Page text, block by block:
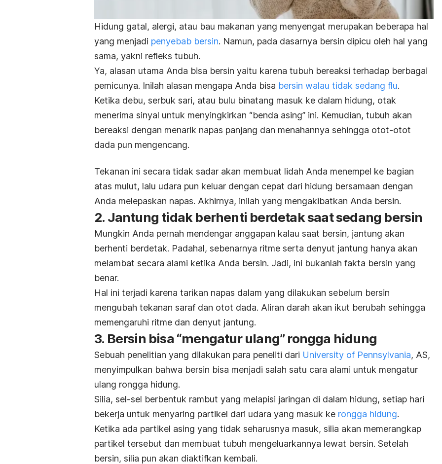
Hidung gatal, alergi, atau bau makanan yang menyengat merupakan beberapa hal
yang menjadi penyebab bersin. Namun, pada dasarnya bersin dipicu oleh hal yang
sama, yakni refleks tubuh.
Ya, alasan utama Anda bisa bersin yaitu karena tubuh bereaksi terhadap berbagai
pemicunya. Inilah alasan mengapa Anda bisa bersin walau tidak sedang flu.
Ketika debu, serbuk sari, atau bulu binatang masuk ke dalam hidung, otak
menerima sinyal untuk menyingkirkan “benda asing” ini. Kemudian, tubuh akan
bereaksi dengan menarik napas panjang dan menahannya sehingga otot-otot
dada pun mengencang.
Tekanan ini secara tidak sadar akan membuat lidah Anda menempel ke bagian
atas mulut, lalu udara pun keluar dengan cepat dari hidung bersamaan dengan
Anda melepaskan napas. Akhirnya, inilah yang mengakibatkan Anda bersin.
2. Jantung tidak berhenti berdetak saat sedang bersin
Mungkin Anda pernah mendengar anggapan kalau saat bersin, jantung akan
berhenti berdetak. Padahal, sebenarnya ritme serta denyut jantung hanya akan
melambat secara alami ketika Anda bersin. Jadi, ini bukanlah fakta bersin yang
benar.
Hal ini terjadi karena tarikan napas dalam yang dilakukan sebelum bersin
mengubah tekanan saraf dan otot dada. Aliran darah akan ikut berubah sehingga
memengaruhi ritme dan denyut jantung.
3. Bersin bisa “mengatur ulang” rongga hidung
Sebuah penelitian yang dilakukan para peneliti dari University of Pennsylvania, AS,
menyimpulkan bahwa bersin bisa menjadi salah satu cara alami untuk mengatur
ulang rongga hidung.
Silia, sel-sel berbentuk rambut yang melapisi jaringan di dalam hidung, setiap hari
bekerja untuk menyaring partikel dari udara yang masuk ke rongga hidung.
Ketika ada partikel asing yang tidak seharusnya masuk, silia akan memerangkap
partikel tersebut dan membuat tubuh mengeluarkannya lewat bersin. Setelah
bersin, silia pun akan diaktifkan kembali.